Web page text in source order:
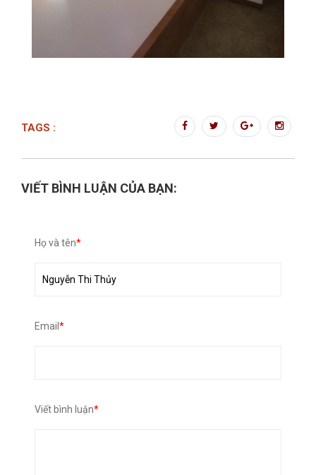
TAGS :
VIẾT BÌNH LUẬN CỦA BẠN:
Họ và tên*
Email*
Viết bình luận*